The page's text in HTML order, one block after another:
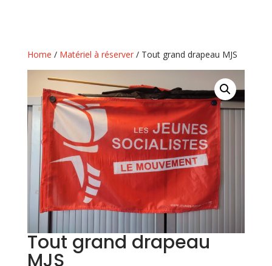
Home / Matériel à réserver/ Tout grand drapeau MJS
Tout grand drapeau
MJS